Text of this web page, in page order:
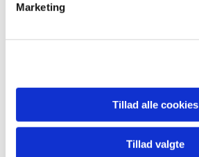
Marketing
Tillad alle cookies
Tillad valgte